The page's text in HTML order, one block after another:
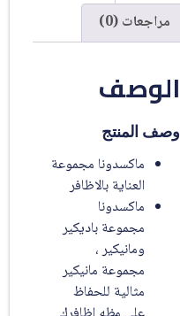
مراجعات (0)
الوصف
وصف المنتج
ماكسدونا مجموعة
العناية بالاظافر
ماكسدونا
مجموعة باديكير
ومانيكير ،
مجموعة مانيكير
مثالية للحفاظ